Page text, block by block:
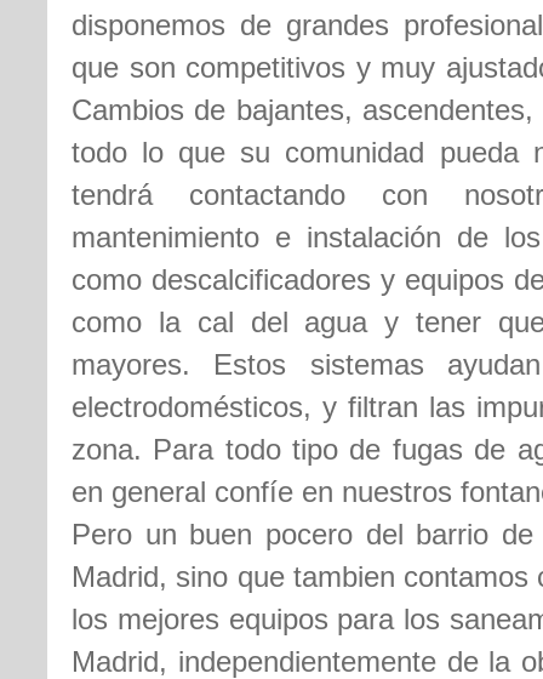
disponemos de grandes
que son competitivos y muy
Cambios de bajantes,
todo lo que su comunidad pueda
tendrá contactando con
mantenimiento e instalación de
como descalcificadores y equipos
como la cal del agua y tener
mayores. Estos sistemas
electrodomésticos, y filtran las
zona. Para todo tipo de fugas de
en general confíe en nuestros
Pero un buen pocero del barrio
Madrid, sino que tambien
los mejores equipos para los
Madrid, independientemente de la